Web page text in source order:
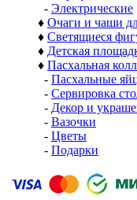
- Электрические
♦ Очаги и чаши
♦ Светящиеся
♦ Детская
♦ Пасхальная
- Пасхальные
- Сервировка
- Декор и
- Вазочки
- Цветы
- Подарки